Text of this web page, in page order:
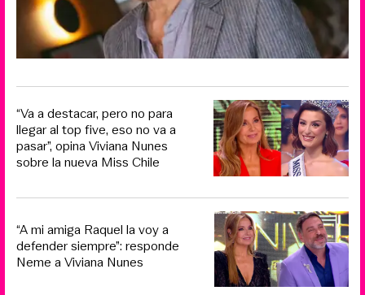
“Va a destacar, pero no para
llegar al top five, eso no va a
pasar”, opina Viviana Nunes
sobre la nueva Miss Chile
“A mi amiga Raquel la voy a
defender siempre”: responde
Neme a Viviana Nunes